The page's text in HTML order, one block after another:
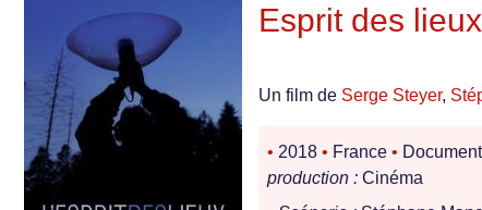
Esprit des lieux
Un film de Serge Steyer,
• 2018 • France •
production : Cinéma